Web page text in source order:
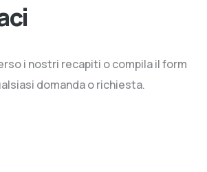
i nostri recapiti o compila il form
domanda o richiesta.